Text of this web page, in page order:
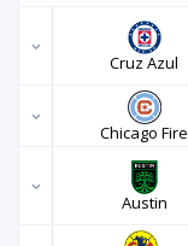
Cruz Azul
Chicago Fire
Austin